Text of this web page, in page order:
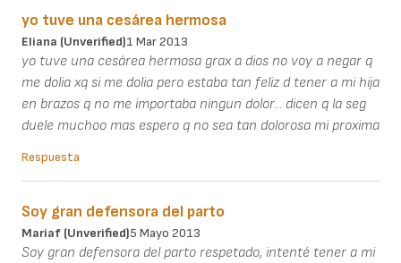
yo tuve una cesárea hermosa
Eliana (unverified)1 Mar 2013
yo tuve una cesárea hermosa grax a dios no voy a negar q
me dolia xq si me dolia pero estaba tan feliz d tener a mi hija
en brazos q no me importaba ningun dolor... dicen q la seg
duele muchoo mas espero q no sea tan dolorosa mi proxima
Respuesta
Soy gran defensora del parto
Mariaf (unverified)5 Mayo 2013
Soy gran defensora del parto respetado, intenté tener a mi